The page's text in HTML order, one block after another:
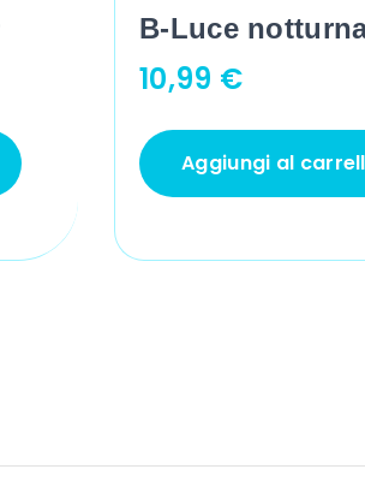
B-Luce
10,99 €
Aggiungi al